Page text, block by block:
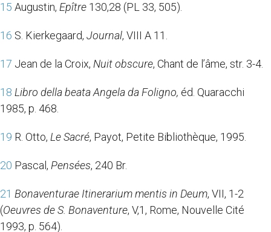
15 Augustin, Epître 130,28 (PL 33, 505).
16 S. Kierkegaard, Journal, VIII A 11.
17 Jean de la Croix, Nuit obscure, Chant de l’âme, str. 3-4.
18 Libro della beata Angela da Foligno, éd. Quaracchi
1985, p. 468.
19 R. Otto, Le Sacré, Payot, Petite Bibliothèque, 1995.
20 Pascal, Pensées, 240 Br.
21 Bonaventurae Itinerarium mentis in Deum, VII, 1-2
(Oeuvres de S. Bonaventure, V,1, Rome, Nouvelle Cité
1993, p. 564).